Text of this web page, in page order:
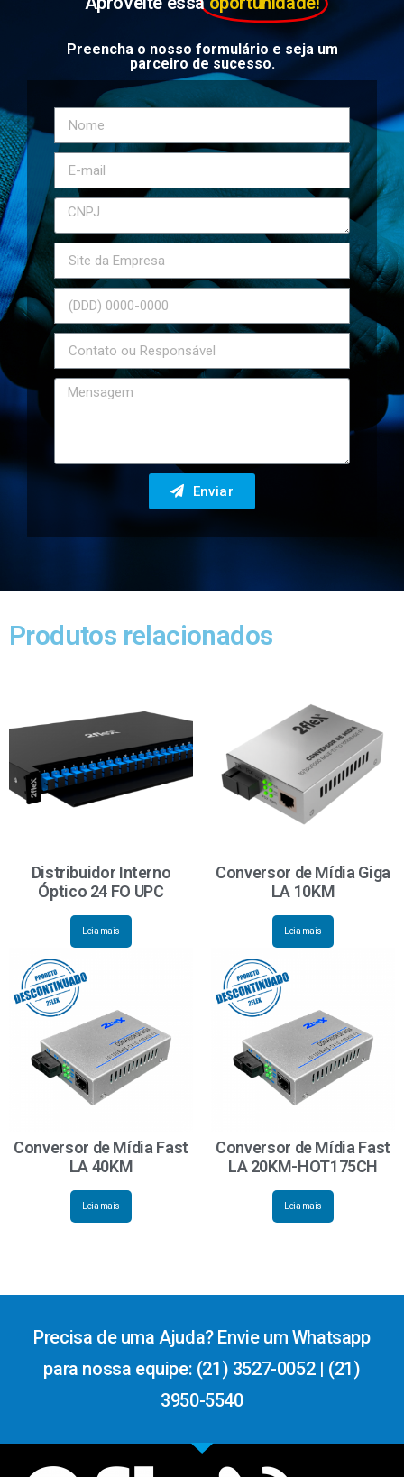
Preencha o nosso formulário e seja um
parceiro de sucesso.
Enviar
Produtos relacionados
Distribuidor Interno
Óptico 24 FO UPC
Leia mais
Conversor de Mídia Giga
LA 10KM
Leia mais
Conversor de Mídia Fast
LA 40KM
Leia mais
Conversor de Mídia Fast
LA 20KM-HOT175CH
Leia mais
Precisa de uma Ajuda? Envie um Whatsapp
para nossa equipe: (21) 3527-0052 | (21)
3950-5540